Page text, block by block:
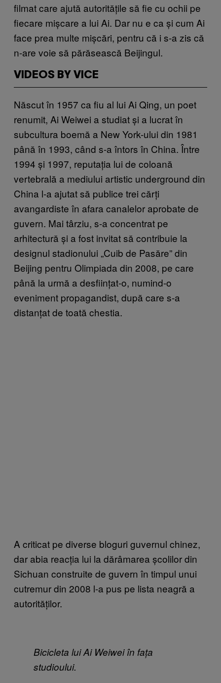
filmat care ajută autoritățile să fie cu ochii pe
fiecare mișcare a lui Ai. Dar nu e ca și cum Ai
face prea multe mișcări, pentru că i s-a zis că
n-are voie să părăsească Beijingul.
VIDEOS BY VICE
Născut în 1957 ca fiu al lui Ai Qing, un poet
renumit, Ai Weiwei a studiat și a lucrat în
subcultura boemă a New York-ului din 1981
până în 1993, când s-a întors în China. Între
1994 și 1997, reputația lui de coloană
vertebrală a mediului artistic underground din
China l-a ajutat să publice trei cărți
avangardiste în afara canalelor aprobate de
guvern. Mai târziu, s-a concentrat pe
arhitectură și a fost invitat să contribuie la
designul stadionului „Cuib de Pasăre” din
Beijing pentru Olimpiada din 2008, pe care
până la urmă a desființat-o, numind-o
eveniment propagandist, după care s-a
distanțat de toată chestia.
A criticat pe diverse bloguri guvernul chinez,
dar abia reacția lui la dărâmarea școlilor din
Sichuan construite de guvern în timpul unui
cutremur din 2008 l-a pus pe lista neagră a
autorităților.
Bicicleta lui Ai Weiwei în fața
studioului.